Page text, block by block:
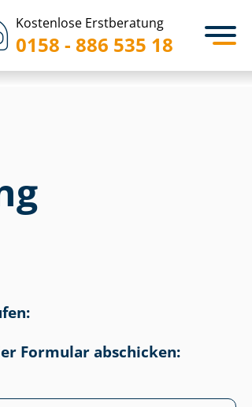
Kostenlose Erstberatung
0158 - 886 535 18
Formular abschicken: